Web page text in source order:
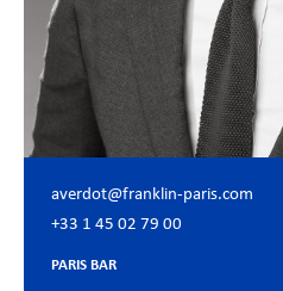
averdot@franklin-paris.com
+33 1 45 02 79 00
PARIS BAR